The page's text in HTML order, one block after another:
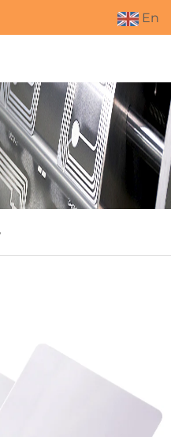
En
SOLICITAR ORÇAMENTO